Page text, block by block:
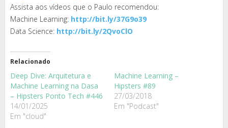
Assista aos vídeos que o Paulo recomendou:
Machine Learning: http://bit.ly/37G9o39
Data Science: http://bit.ly/2QvoClO
Relacionado
Deep Dive: Arquitetura e
Machine Learning na Dasa
– Hipsters Ponto Tech #446
14/01/2025
Em "cloud"
Machine Learning –
Hipsters #89
27/03/2018
Em "Podcast"